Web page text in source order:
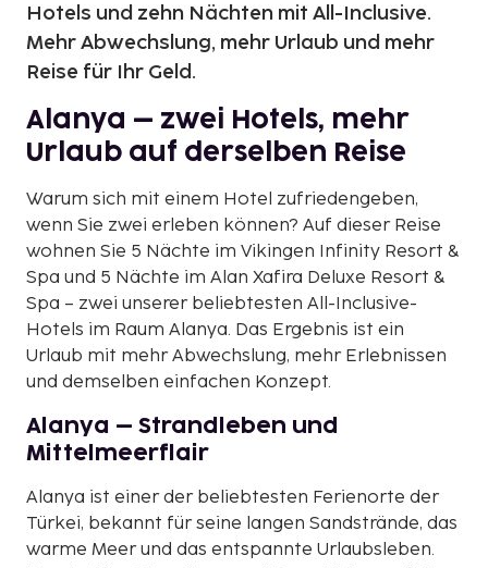
Hotels und zehn Nächten mit All-Inclusive.
Mehr Abwechslung, mehr Urlaub und mehr
Reise für Ihr Geld.
Alanya – zwei Hotels, mehr
Urlaub auf derselben Reise
Warum sich mit einem Hotel zufriedengeben,
wenn Sie zwei erleben können? Auf dieser Reise
wohnen Sie 5 Nächte im Vikingen Infinity Resort &
Spa und 5 Nächte im Alan Xafira Deluxe Resort &
Spa – zwei unserer beliebtesten All-Inclusive-
Hotels im Raum Alanya. Das Ergebnis ist ein
Urlaub mit mehr Abwechslung, mehr Erlebnissen
und demselben einfachen Konzept.
Alanya – Strandleben und
Mittelmeerflair
Alanya ist einer der beliebtesten Ferienorte der
Türkei, bekannt für seine langen Sandstrände, das
warme Meer und das entspannte Urlaubsleben.